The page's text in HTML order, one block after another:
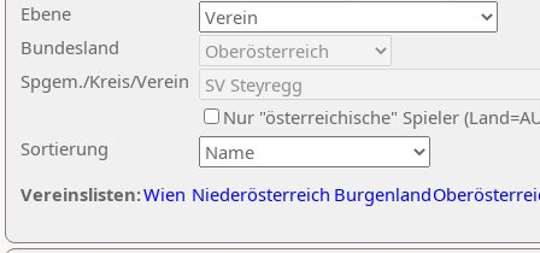
Ebene
Sortierung
Bundesland
Spgem./Kreis/Verein
Nur "österreichische" Spieler
Vereinslisten:Wien Niederösterreich Burgenland